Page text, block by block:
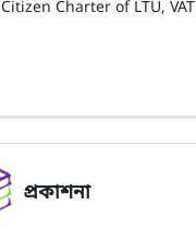
Citizen Charter of LTU, VAT
প্রকাশনা